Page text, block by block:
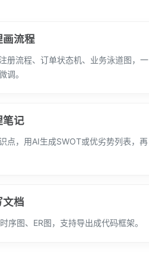
画流程
册流程、订单状态机、业务泳道图，一
调。
笔记
点，用AI生成SWOT或优劣势列表，再
文档
序图、ER图，支持导出成代码框架。